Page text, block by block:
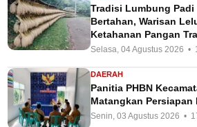
Tradisi Lumbung Padi
Bertahan, Warisan
Ketahanan Pangan
Selasa, 04 Agustus 2026 •
DAERAH
Panitia PHBN
Matangkan Persiapan
Senin, 03 Agustus 2026 •